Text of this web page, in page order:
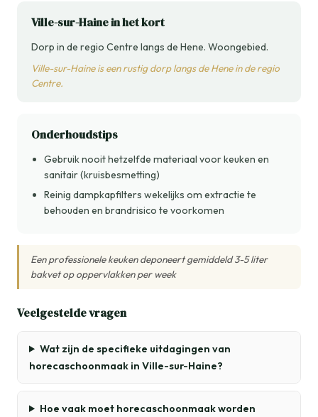
Ville-sur-Haine in het kort
Dorp in de regio Centre langs de Hene. Woongebied.
Ville-sur-Haine is een rustig dorp langs de Hene in de regio
Centre.
Onderhoudstips
Gebruik nooit hetzelfde materiaal voor keuken en
sanitair (kruisbesmetting)
Reinig dampkapfilters wekelijks om extractie te
behouden en brandrisico te voorkomen
Een professionele keuken deponeert gemiddeld 3-5 liter
bakvet op oppervlakken per week
Veelgestelde vragen
Wat zijn de specifieke uitdagingen van
horecaschoonmaak in Ville-sur-Haine?
Hoe vaak moet horecaschoonmaak worden